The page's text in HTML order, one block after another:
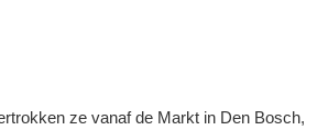
ze vanaf de Markt in Den Bosch,